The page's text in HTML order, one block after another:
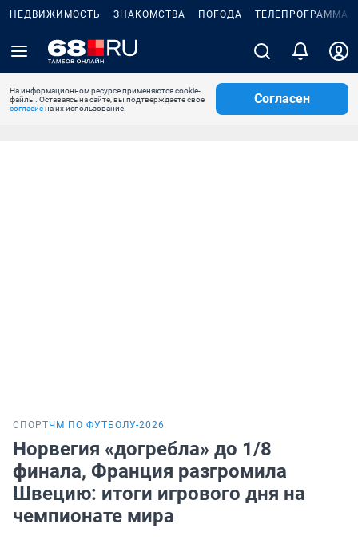
НЕДВИЖИМОСТЬ ЗНАКОМСТВА ПОГОДА ТЕЛЕПРОГРАММА
На информационном ресурсе применяются cookie-
файлы. Оставаясь на сайте, вы подтверждаете свое
согласиена их использование.
Согласен
СПОРТЧМ ПО ФУТБОЛУ-2026
Норвегия «догребла» до 1/8
финала, Франция разгромила
Швецию: итоги игрового дня на
чемпионате мира